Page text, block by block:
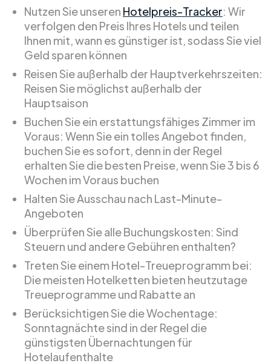
Nutzen Sie unseren Hotelpreis-Tracker: Wir
verfolgen den Preis Ihres Hotels und teilen
Ihnen mit, wann es günstiger ist, sodass Sie viel
Geld sparen können
Reisen Sie außerhalb der Hauptverkehrszeiten:
Reisen Sie möglichst außerhalb der
Hauptsaison
Buchen Sie ein erstattungsfähiges Zimmer im
Voraus: Wenn Sie ein tolles Angebot finden,
buchen Sie es sofort, denn in der Regel
erhalten Sie die besten Preise, wenn Sie 3 bis 6
Wochen im Voraus buchen
Halten Sie Ausschau nach Last-Minute-
Angeboten
Überprüfen Sie alle Buchungskosten: Sind
Steuern und andere Gebühren enthalten?
Treten Sie einem Hotel-Treueprogramm bei:
Die meisten Hotelketten bieten heutzutage
Treueprogramme und Rabatte an
Berücksichtigen Sie die Wochentage:
Sonntagnächte sind in der Regel die
günstigsten Übernachtungen für
Hotelaufenthalte